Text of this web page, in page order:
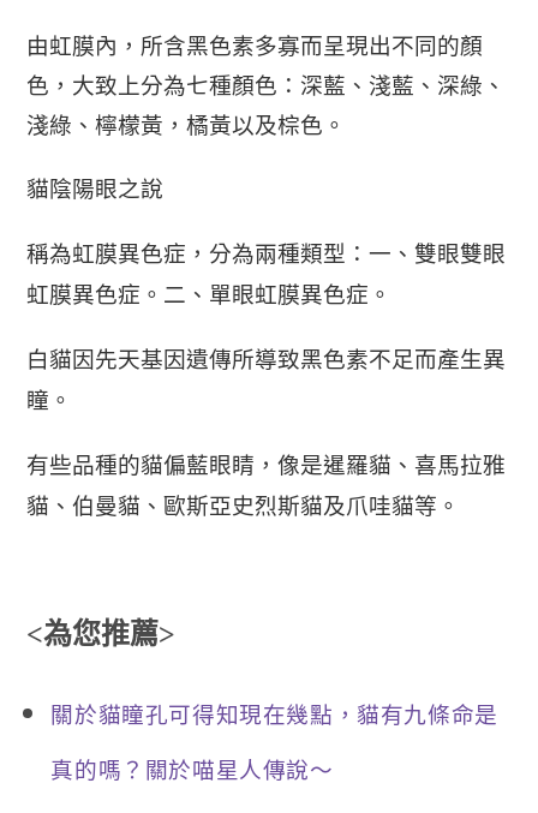
由虹膜內，所含黑色素多寡而呈現出不同的顏
色，大致上分為七種顏色：深藍、淺藍、深綠、
淺綠、檸檬黃，橘黃以及棕色。
貓陰陽眼之說
稱為虹膜異色症，分為兩種類型：一、雙眼雙眼
虹膜異色症。二、單眼虹膜異色症。
白貓因先天基因遺傳所導致黑色素不足而產生異
瞳。
有些品種的貓偏藍眼睛，像是暹羅貓、喜馬拉雅
貓、伯曼貓、歐斯亞史烈斯貓及爪哇貓等。
<為您推薦>
關於貓瞳孔可得知現在幾點，貓有九條命是
真的嗎？關於喵星人傳說～